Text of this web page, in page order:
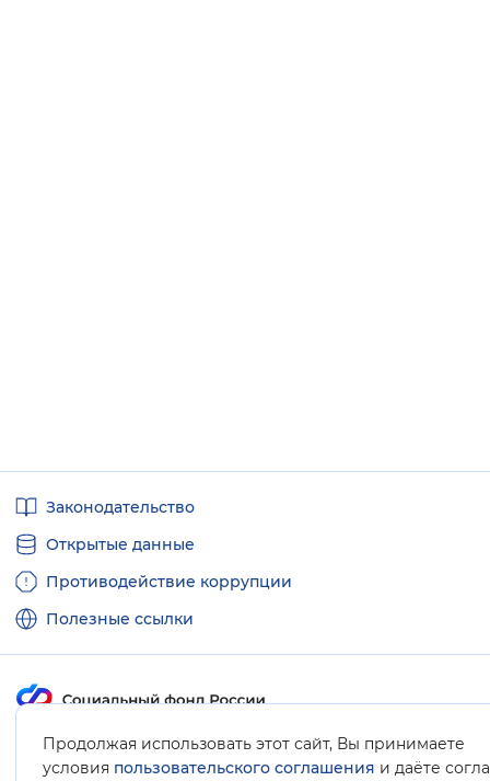
Продолжая использовать этот сайт, Вы принимаете
условия пользовательского соглашения и даёте
ссылкиЗаконодательство
Открытые данные
Противодействие коррупции
Полезные ссылки
Карта сайта